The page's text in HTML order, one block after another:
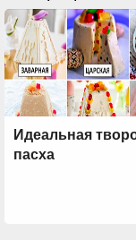
Идеальная
пасха